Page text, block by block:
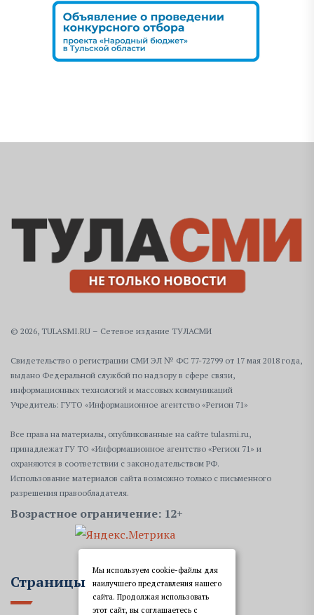
© 2026, TULASMI.RU – Сетевое издание ТУЛАСМИ
Свидетельство о регистрации СМИ ЭЛ № ФС 77-72799 от 17 мая 2018 года,
выдано Федеральной службой по надзору в сфере связи,
информационных технологий и массовых коммуникаций
Учредитель: ГУТО «Информационное агентство «Регион 71»
Все права на материалы, опубликованные на сайте tulasmi.ru,
принадлежат ГУ ТО «Информационное агентство «Регион 71» и
охраняются в соответствии с законодательством РФ.
Использование материалов сайта возможно только с письменного
разрешения правообладателя.
Возрастное ограничение: 12+
Страницы
Мы используем cookie-файлы для
наилучшего представления нашего
сайта. Продолжая использовать
этот сайт, вы соглашаетесь с